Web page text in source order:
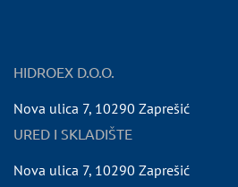
HIDROEX D.O.O.
Nova ulica 7, 10290 Zaprešić
URED I SKLADIŠTE
Nova ulica 7, 10290 Zaprešić